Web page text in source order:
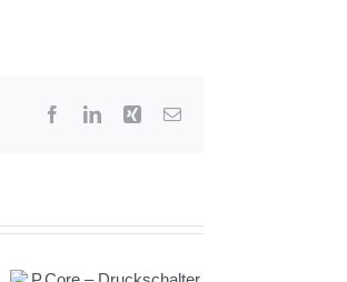
FacebookLinkedIn
Xing E-